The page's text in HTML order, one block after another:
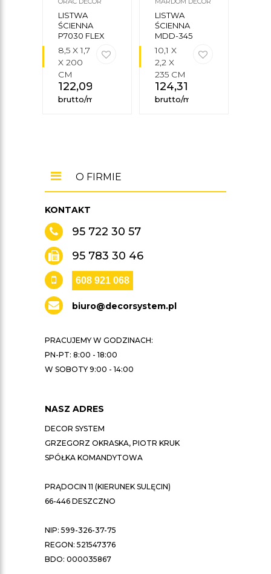
LISTWA
ŚCIENNA
P7030 FLEX
8,5 X 1,7
X 200
CM
122,09
brutto/mb
LISTWA
ŚCIENNA
MDD-345
FLEX
10,1 X
2,2 X
235 CM
124,31
brutto/mb
KONTAKT
95 722 30 57
95 783 30 46
608 921 068
biuro@decorsystem.pl
PRACUJEMY W GODZINACH:
PN-PT: 8:00 - 18:00
W SOBOTY 9:00 - 14:00
NASZ ADRES
DECOR SYSTEM
GRZEGORZ OKRASKA, PIOTR KRUK
SPÓŁKA KOMANDYTOWA
PRĄDOCIN 11 (KIERUNEK SULĘCIN)
66-446 DESZCZNO
NIP: 599-326-37-75
REGON: 521547376
BDO: 000035867
O FIRMIE